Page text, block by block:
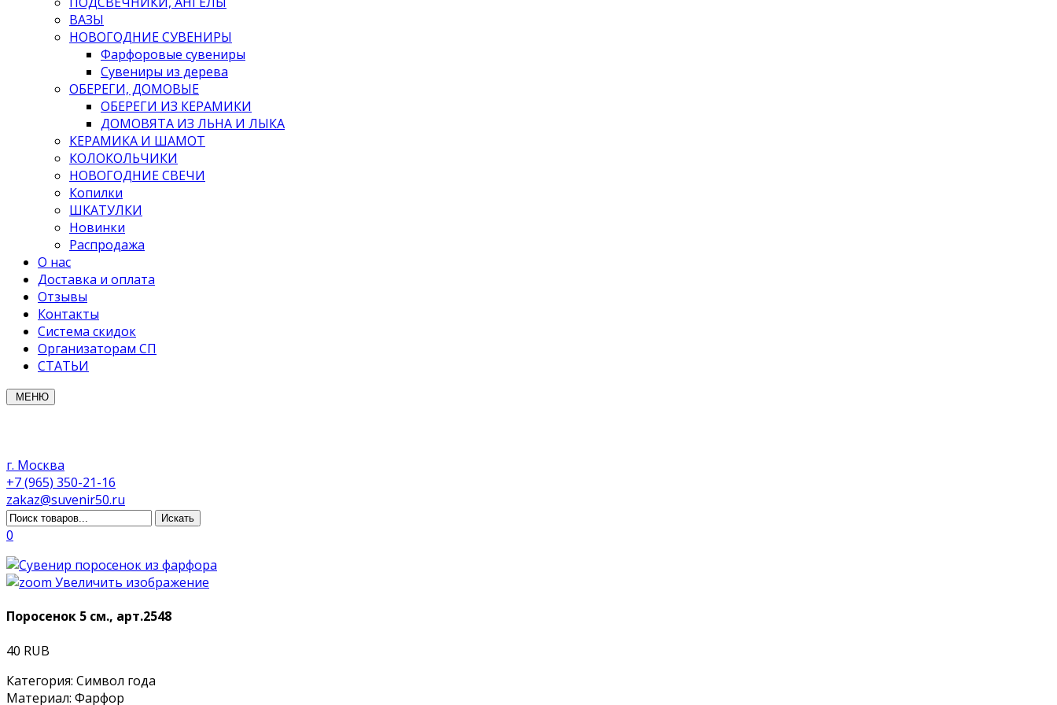
ВАЗЫ
НОВОГОДНИЕ СУВЕНИРЫ
Фарфоровые сувениры
Сувениры из дерева
ОБЕРЕГИ, ДОМОВЫЕ
ОБЕРЕГИ ИЗ КЕРАМИКИ
ДОМОВЯТА ИЗ ЛЬНА И ЛЫКА
КЕРАМИКА И ШАМОТ
КОЛОКОЛЬЧИКИ
НОВОГОДНИЕ СВЕЧИ
Копилки
ШКАТУЛКИ
Новинки
Распродажа
О нас
Доставка и оплата
Отзывы
Контакты
Система скидок
Организаторам СП
СТАТЬИ
МЕНЮ
г. Москва
+7 (965) 350-21-16
zakaz@suvenir50.ru
0
Увеличить изображение
Поросенок 5 см., арт.2548
40 RUB
Категория: Символ года
Материал: Фарфор